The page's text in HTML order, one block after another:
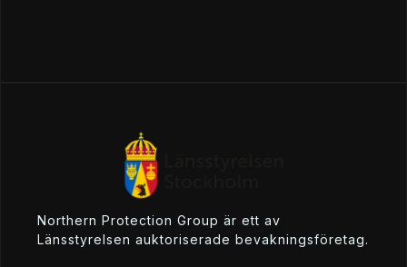
Northern Protection Group är ett av
Länsstyrelsen auktoriserade bevakningsföretag.